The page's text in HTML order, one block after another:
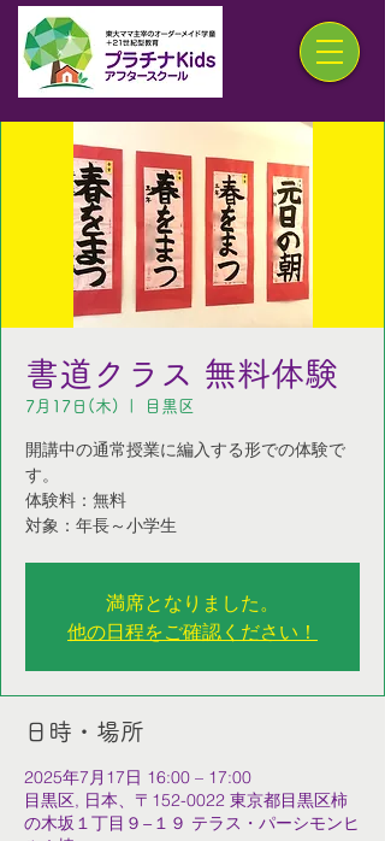
書道クラス 無料体験
7月17日(木) 目黒区
開講中の通常授業に編入する形での体験で
す。
体験料：無料
対象：年長～小学生
満席となりました。
他の日程をご確認ください！
日時・場所
2025年7月17日 16:00 – 17:00
目黒区, 日本、〒152-0022 東京都目黒区柿
の木坂１丁目９−１９ テラス・パーシモンヒ